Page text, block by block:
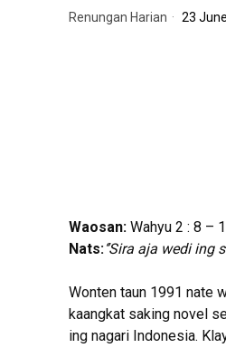
Renungan Harian 23
Waosan: Wahyu 2 : 8 –
Nats:‘’Sira aja wedi ing
Wonten taun 1991 nate
kaangkat saking novel
ing nagari Indonesia.